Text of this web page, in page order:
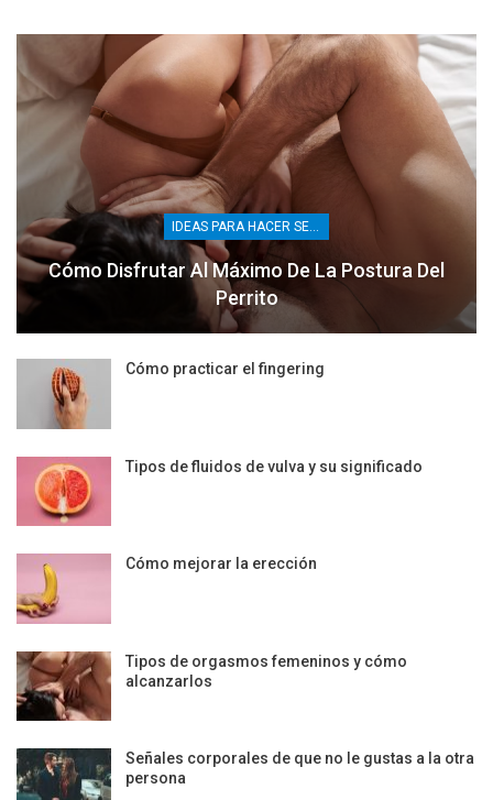
IDEAS PARA HACER SEXO
Cómo Disfrutar Al Máximo De La Postura Del
Perrito
Cómo practicar el fingering
Tipos de fluidos de vulva y su significado
Cómo mejorar la erección
Tipos de orgasmos femeninos y cómo
alcanzarlos
Señales corporales de que no le gustas a la otra
persona